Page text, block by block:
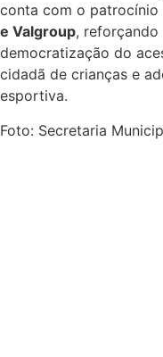
conta com o patrocínio
e Valgroup,
democratização do
cidadã de crianças e
esportiva.
Foto: Secretaria